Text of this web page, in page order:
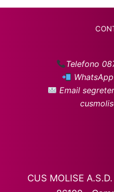
Telefono
Email
CUS MOLISE